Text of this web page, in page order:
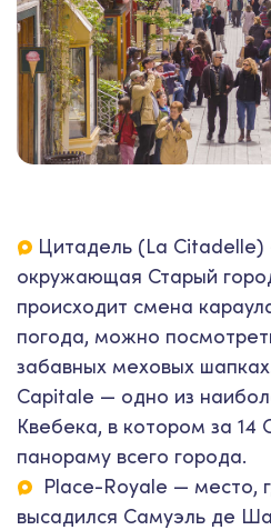
Цитадель (La Citadelle)
окружающая Старый
происходит смена
погода, можно
забавных меховых
Capitale — одно из
Квебека, в котором за 14
панораму всего города.
Place-Royale — место,
высадился Самуэль де